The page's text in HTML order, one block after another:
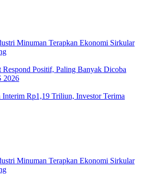
Minuman Terapkan Ekonomi Sirkular
Positif, Paling Banyak Dicoba
2026
Rp1,19 Triliun, Investor Terima
Minuman Terapkan Ekonomi Sirkular